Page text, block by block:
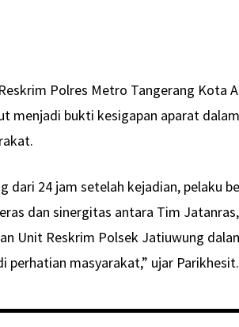
Polres Metro Tangerang Kota
menjadi bukti kesigapan aparat
dari 24 jam setelah kejadian, pelaku
dan sinergitas antara Tim
Unit Reskrim Polsek Jatiuwung
perhatian masyarakat,” ujar Parikhesit.